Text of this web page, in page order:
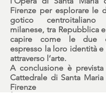
Firenze per esplorare le
gotico
milanese, tra Repubblica
capire come le due
espresso la loro identità
attraverso l’arte.
A conclusione è
Cattedrale di Santa
Firenze